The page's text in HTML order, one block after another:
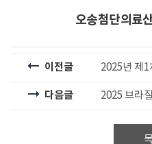
오송첨단의료
이전글
다음글